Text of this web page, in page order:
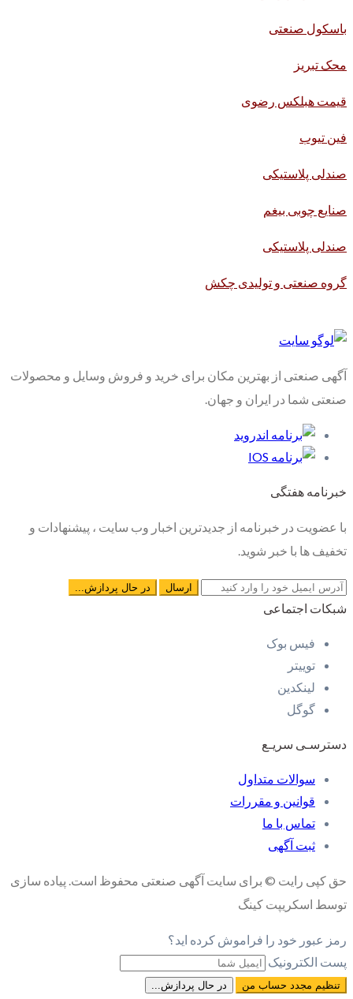
باسکول صنعتی
محک تبریز
قیمت هبلکس رضوی
فین تیوب
صندلی پلاستیکی
صنایع چوبی بیغم
صندلی پلاستیکی
گروه صنعتی و تولیدی چکش
آگهی صنعتی از بهترین مکان برای خرید و فروش وسایل و محصولات
صنعتی شما در ایران و جهان.
خبرنامه هفتگی
با عضویت در خبرنامه از جدیدترین اخبار وب سایت ، پیشنهادات و
تخفیف ها با خبر شوید.
شبکات اجتماعی
فیس بوک
توییتر
لینکدین
گوگل
دسترسـی سریـع
سوالات متداول
قوانین و مقررات
تماس با ما
ثبت آگهی
حق کپی رایت © برای سایت آگهی صنعتی محفوظ است. پیاده سازی
توسط اسکریپت کینگ
رمز عبور خود را فراموش کرده اید؟
پست الکترونیک
تنظیم مجدد حساب من در حال پردازش...